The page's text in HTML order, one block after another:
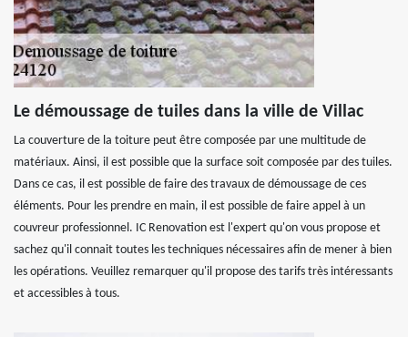
Le démoussage de tuiles dans la ville de Villac
La couverture de la toiture peut être composée par une multitude de
matériaux. Ainsi, il est possible que la surface soit composée par des tuiles.
Dans ce cas, il est possible de faire des travaux de démoussage de ces
éléments. Pour les prendre en main, il est possible de faire appel à un
couvreur professionnel. IC Renovation est l'expert qu'on vous propose et
sachez qu'il connait toutes les techniques nécessaires afin de mener à bien
les opérations. Veuillez remarquer qu'il propose des tarifs très intéressants
et accessibles à tous.